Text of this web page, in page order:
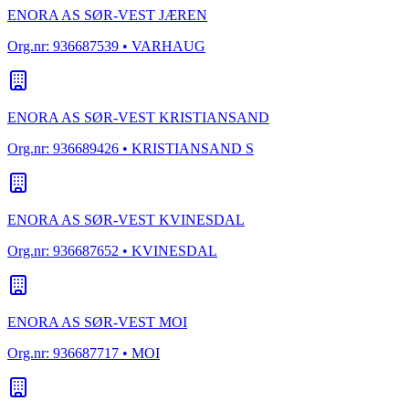
ENORA AS SØR-VEST JÆREN
Org.nr: 936687539 • VARHAUG
ENORA AS SØR-VEST KRISTIANSAND
Org.nr: 936689426 • KRISTIANSAND S
ENORA AS SØR-VEST KVINESDAL
Org.nr: 936687652 • KVINESDAL
ENORA AS SØR-VEST MOI
Org.nr: 936687717 • MOI